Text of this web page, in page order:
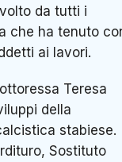
da tutti i
che ha tenuto
ai lavori.
Teresa
della
stabiese.
Sostituto